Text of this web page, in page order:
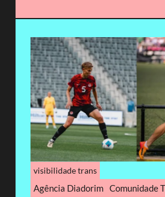
visibilidade trans
Agência Diadorim Comunidade